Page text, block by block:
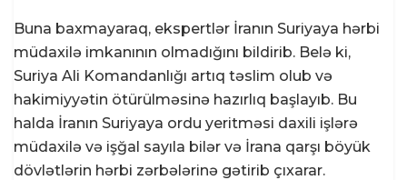
Buna baxmayaraq, ekspertlər İranın Suriyaya hərbi
müdaxilə imkanının olmadığını bildirib. Belə ki,
Suriya Ali Komandanlığı artıq təslim olub və
hakimiyyətin ötürülməsinə hazırlıq başlayıb. Bu
halda İranın Suriyaya ordu yeritməsi daxili işlərə
müdaxilə və işğal sayıla bilər və İrana qarşı böyük
dövlətlərin hərbi zərbələrinə gətirib çıxarar.